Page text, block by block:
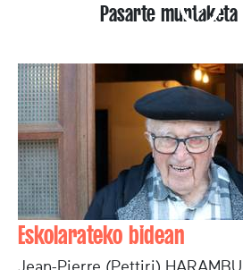
Pasarte muntaketa
Eskolarateko bidean
Jean-Pierre (Pettiri)